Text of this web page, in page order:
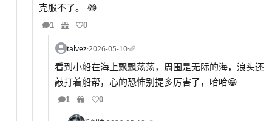
克服不了。 😂
1 0
talvez·2026-05-10·
看到小船在海上飘飘荡荡，周围是无际的海，浪头还
敲打着船帮，心的恐怖别提多厉害了，哈哈😁
1 0